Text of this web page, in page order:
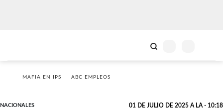
MAFIA EN IPS ABC EMPLEOS
NACIONALES 01 DE JULIO DE 2025 A LA - 10:18